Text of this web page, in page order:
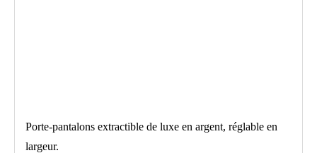
Porte-pantalons extractible de luxe en argent, réglable en
largeur.